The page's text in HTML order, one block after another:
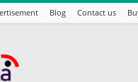
Blog Contact us